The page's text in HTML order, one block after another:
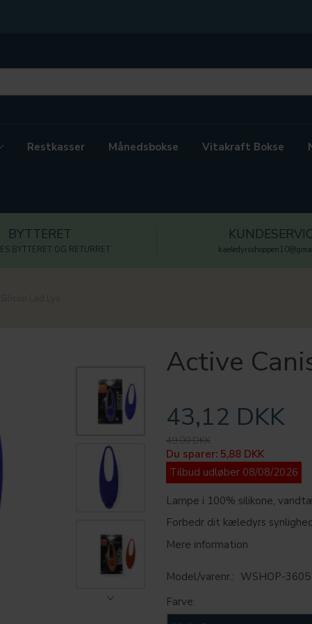
Restkasser Månedsbokse Vitakraft Bokse
BYTTERET
BYTTERET OG RETURRET
Active
43,12 DKK
49,00 DKK
Du sparer: 5,88 DKK
Tilbud udløber 08/08/2026
Lampe i 100% silikone,
Forbedr dit kæledyrs
Mere information
Model/varenr.: WSHOP-3605
Farve: